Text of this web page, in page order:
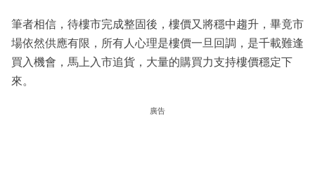
筆者相信，待樓市完成整固後，樓價又將穩中趨升，畢竟市
場依然供應有限，所有人心理是樓價一旦回調，是千載難逢
買入機會，馬上入市追貨，大量的購買力支持樓價穩定下
來。
廣告